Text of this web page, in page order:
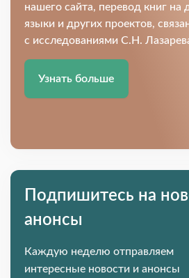
нашего сайта, перевод книг на
языки и других проектов,
с исследованиями С.Н.
Узнать больше
Подпишитесь на
анонсы
Каждую неделю отправляем
интересные новости и анонсы